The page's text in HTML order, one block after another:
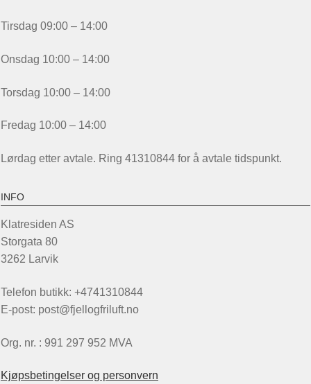
Tirsdag 09:00 – 14:00
Onsdag 10:00 – 14:00
Torsdag 10:00 – 14:00
Fredag 10:00 – 14:00
Lørdag etter avtale. Ring 41310844 for å avtale tidspunkt.
INFO
Klatresiden AS
Storgata 80
3262 Larvik
Telefon butikk: +4741310844
E-post: post@fjellogfriluft.no
Org. nr. : 991 297 952 MVA
Kjøpsbetingelser og personvern